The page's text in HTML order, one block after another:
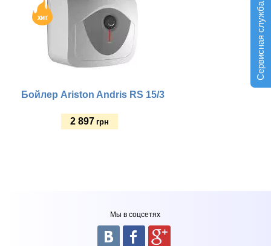
Сервисная служба
Бойлер Ariston Andris RS 15/3
2 897 грн
Мы в соцсетях